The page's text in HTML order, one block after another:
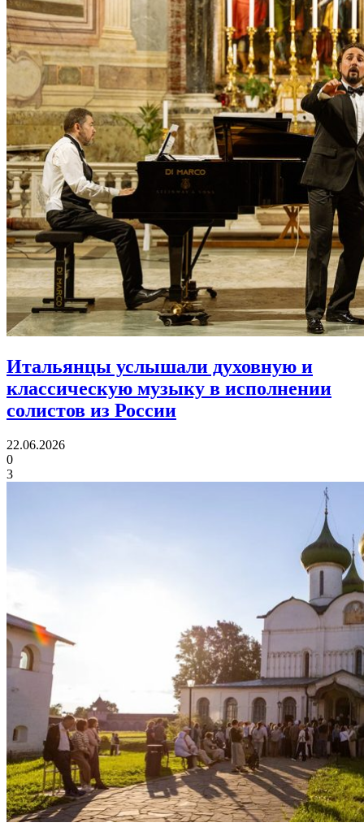
Итальянцы услышали духовную и
классическую музыку в исполнении
солистов из России
22.06.2026
0
3